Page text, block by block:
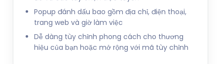
Popup đánh dấu bao gồm địa chỉ, điện thoại,
trang web và giờ làm việc
Dễ dàng tùy chỉnh phong cách cho thương
hiệu của bạn hoặc mở rộng với mã tùy chỉnh